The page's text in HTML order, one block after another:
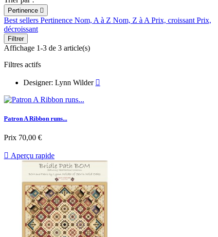
Pertinence 
Best sellers Pertinence Nom, A à Z Nom, Z à A Prix, croissant Prix,
décroissant
Filtrer
Affichage 1-3 de 3 article(s)
Filtres actifs
Designer: Lynn Wilder 
Patron A Ribbon runs...
Prix 70,00 €
 Aperçu rapide